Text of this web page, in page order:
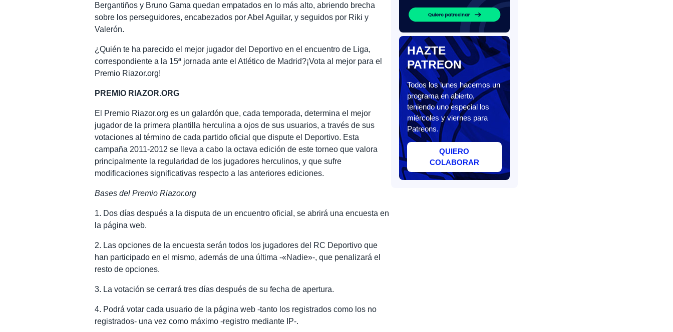
Bergantiños y Bruno Gama quedan empatados en lo más alto, abriendo brecha
sobre los perseguidores, encabezados por Abel Aguilar, y seguidos por Riki y
Valerón.
¿Quién te ha parecido el mejor jugador del Deportivo en el encuentro de Liga,
correspondiente a la 15ª jornada ante el Atlético de Madrid?¡Vota al mejor para el
Premio Riazor.org!
PREMIO RIAZOR.ORG
El Premio Riazor.org es un galardón que, cada temporada, determina el mejor
jugador de la primera plantilla herculina a ojos de sus usuarios, a través de sus
votaciones al término de cada partido oficial que dispute el Deportivo. Esta
campaña 2011-2012 se lleva a cabo la octava edición de este torneo que valora
principalmente la regularidad de los jugadores herculinos, y que sufre
modificaciones significativas respecto a las anteriores ediciones.
Bases del Premio Riazor.org
1. Dos días después a la disputa de un encuentro oficial, se abrirá una encuesta en
la página web.
2. Las opciones de la encuesta serán todos los jugadores del RC Deportivo que
han participado en el mismo, además de una última -«Nadie»-, que penalizará el
resto de opciones.
3. La votación se cerrará tres días después de su fecha de apertura.
4. Podrá votar cada usuario de la página web -tanto los registrados como los no
registrados- una vez como máximo -registro mediante IP-.
HAZTE
PATREON
Todos los lunes hacemos un
programa en abierto,
teniendo uno especial los
miércoles y viernes para
Patreons.
QUIERO
COLABORAR